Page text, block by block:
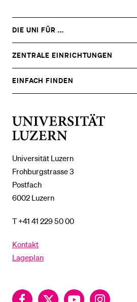
Universität Luzern
Frohburgstrasse 3
Postfach
6002 Luzern
T +41 41 229 50 00
Kontakt
Lageplan
FacebookTwitter YouTubeInstagram
DIE UNI FÜR ...
ZEIGE
DAS
UNTERMENÜ
ZENTRALE EINRICHTUNGEN
ZEIGE
DAS
UNTERMENÜ
EINFACH FINDEN
ZEIGE
DAS